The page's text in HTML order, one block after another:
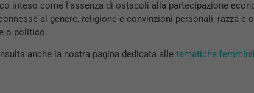
inteso come l’assenza di ostacoli alla partecipazione
al genere, religione e convinzioni personali, razza e
o politico.
anche la nostra pagina dedicata alle tematiche